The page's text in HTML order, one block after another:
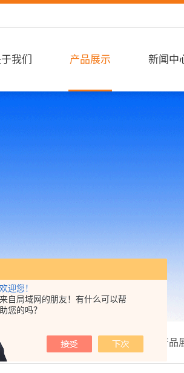
欢迎您！
来自局域网的朋友！有什么可以帮
助您的吗？
我们 产品展示 新闻中
我的位置：首页 产品